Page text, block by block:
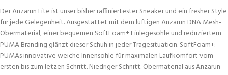
Der Anzarun Lite ist unser bisher raffiniertester Sneaker und ein fresher Style
für jede Gelegenheit. Ausgestattet mit dem luftigen Anzarun DNA Mesh-
Obermaterial, einer bequemen SoftFoam+ Einlegesohle und reduziertem
PUMA Branding glänzt dieser Schuh in jeder Tragesituation. SoftFoam+:
PUMAs innovative weiche Innensohle für maximalen Laufkomfort vom
ersten bis zum letzen Schritt. Niedriger Schnitt. Obermaterial aus Anzarun